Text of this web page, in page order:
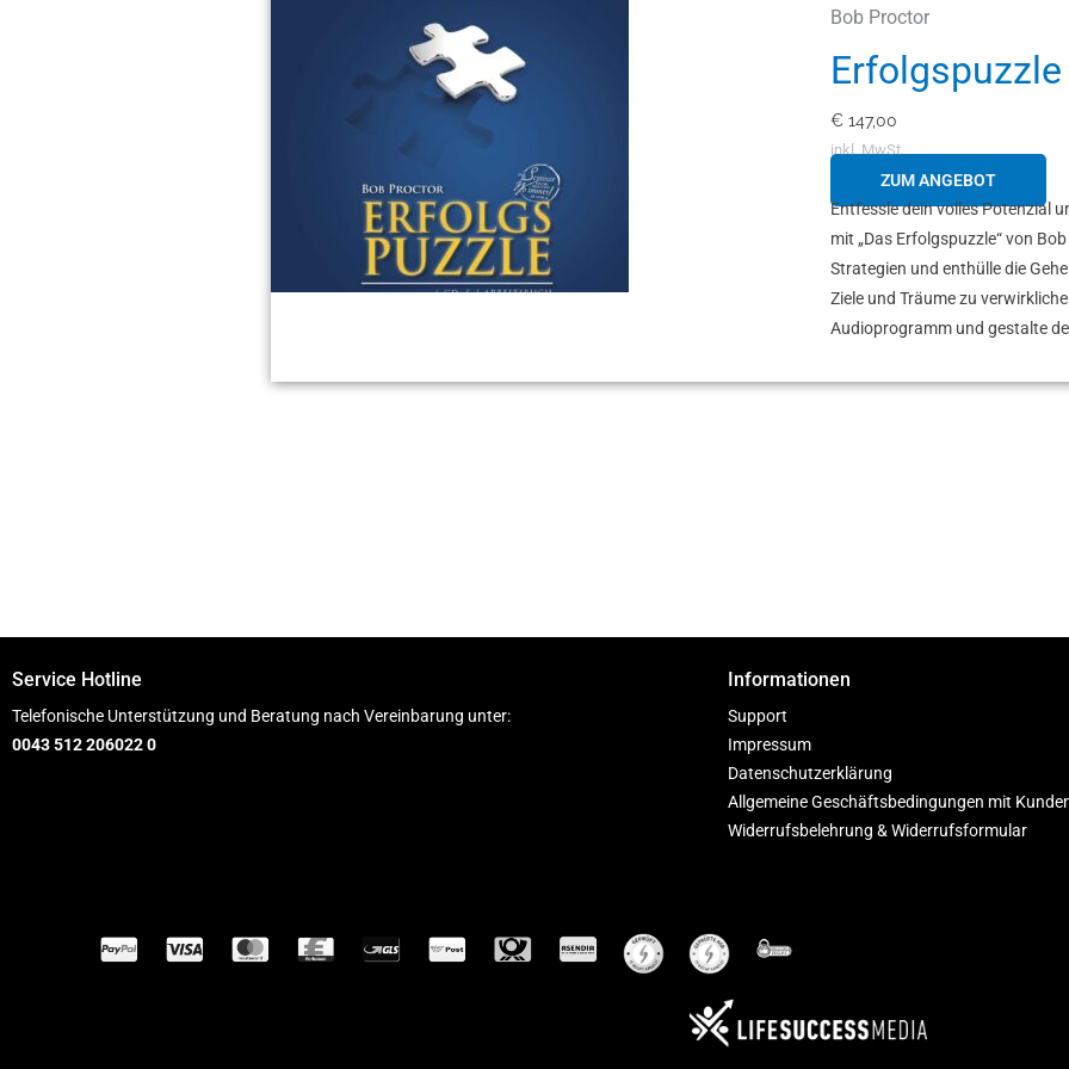
Bob Proctor
Erfolgspuzzle
€ 147,00
inkl. MwSt.
ZUM ANGEBOT
Entfessle dein volles Potenzial
mit „Das Erfolgspuzzle“ von
Strategien und enthülle die
Ziele und Träume zu
Audioprogramm und gestalte
Service Hotline
Telefonische Unterstützung und Beratung nach Vereinbarung unter:
0043 512 206022 0
Informationen
Support
Impressum
Datenschutzerklärung
Allgemeine Geschäftsbedingungen mit
Widerrufsbelehrung & Widerrufsformular